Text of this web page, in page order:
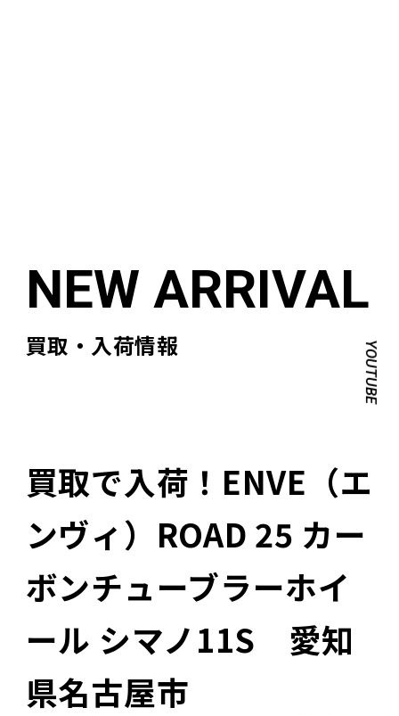
買取・入荷情報 YOUTUBE
買取で入荷！ENVE（エ
ンヴィ）ROAD 25 カー
ボンチューブラーホイ
ール シマノ11S 愛知
県名古屋市